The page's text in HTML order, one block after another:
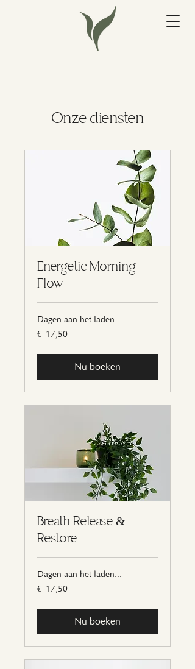
Onze diensten
Energetic Morning
Flow
Dagen aan het laden...
17,50
euro
€ 17,50
Nu boeken
Breath Release &
Restore
Dagen aan het laden...
17,50
euro
€ 17,50
Nu boeken